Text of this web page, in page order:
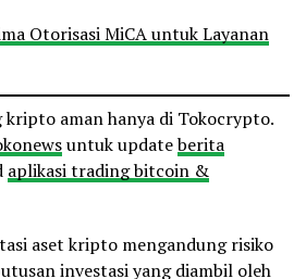
Otorisasi MiCA untuk Layanan
aman hanya di Tokocrypto.
untuk updateberita
aplikasi trading bitcoin &
aset kripto mengandung risiko
investasi yang diambil oleh